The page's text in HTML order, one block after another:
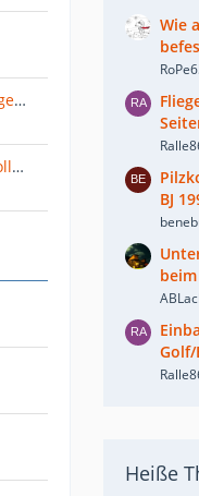
Wie am besten eine Plane befestigen?
altes Thema: 16 Zoll BBS auf 15 Zoll Fahrwerk wie beikomme ich eine TÜV Eintragung (Ausnahmegenehmigung)
Wie
BJ
Golf/
Heiße